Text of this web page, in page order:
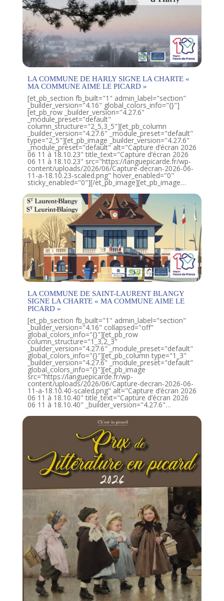
LA COMMUNE DE HARLY SIGNE LA CHARTE «
MA COMMUNE AIME LE PICARD »
[et_pb_section fb_built="1" admin_label="section"
_builder_version="4.16" global_colors_info="{}"]
[et_pb_row _builder_version="4.27.6"
_module_preset="default"
column_structure="2_5,3_5"][et_pb_column
_builder_version="4.27.6" _module_preset="default"
type="2_5"][et_pb_image _builder_version="4.27.6"
_module_preset="default" alt="Capture d’écran 2026
06 11 à 18.10.23" title_text="Capture d’écran 2026
06 11 à 18.10.23" src="https://languepicarde.fr/wp-
content/uploads/2026/06/Capture-decran-2026-06-
11-a-18.10.23-scaled.png" hover_enabled="0"
sticky_enabled="0"][/et_pb_image][et_pb_image…
LA COMMUNE DE SAINT-LAURENT BLANGY
SIGNE LA CHARTE « MA COMMUNE AIME LE
PICARD »
[et_pb_section fb_built="1" admin_label="section"
_builder_version="4.16" collapsed="off"
global_colors_info="{}"][et_pb_row
column_structure="1_3,2_3"
_builder_version="4.27.6" _module_preset="default"
global_colors_info="{}"][et_pb_column type="1_3"
_builder_version="4.27.6" _module_preset="default"
global_colors_info="{}"][et_pb_image
src="https://languepicarde.fr/wp-
content/uploads/2026/06/Capture-decran-2026-06-
11-a-18.10.40-scaled.png" alt="Capture d’écran 2026
06 11 à 18.10.40" title_text="Capture d’écran 2026
06 11 à 18.10.40" _builder_version="4.27.6"…